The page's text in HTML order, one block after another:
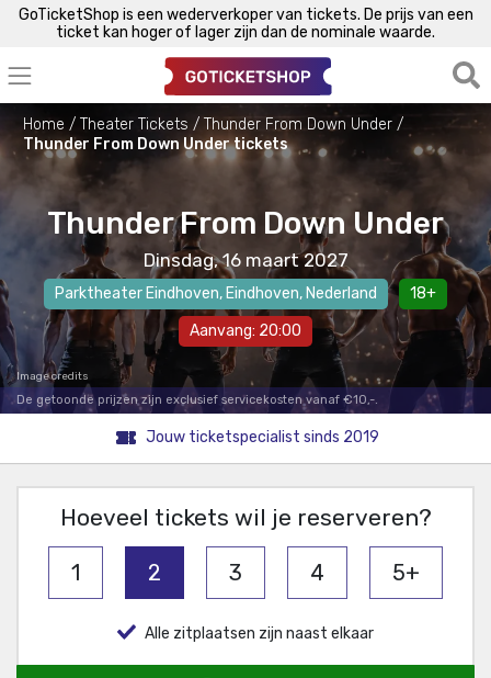
GoTicketShop is een wederverkoper van tickets. De prijs van een
ticket kan hoger of lager zijn dan de nominale waarde.
Home Theater Tickets
Thunder From Down Under
Thunder From Down Under tickets
Thunder From Down Under
Dinsdag, 16 maart 2027
Parktheater Eindhoven, Eindhoven, Nederland
18+
Aanvang: 20:00
Image credits
De getoonde prijzen zijn exclusief servicekosten vanaf €10,-.
Jouw ticketspecialist sinds 2019
Hoeveel tickets wil je reserveren?
1 2 3 4 5+
Alle zitplaatsen zijn naast elkaar